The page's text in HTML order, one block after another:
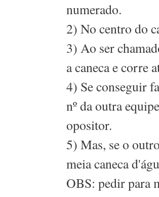
numerado.
2) No centro do
3) Ao ser
a caneca e corre
4) Se conseguir
nº da outra
opositor.
5) Mas, se o
meia caneca
OBS: pedir para